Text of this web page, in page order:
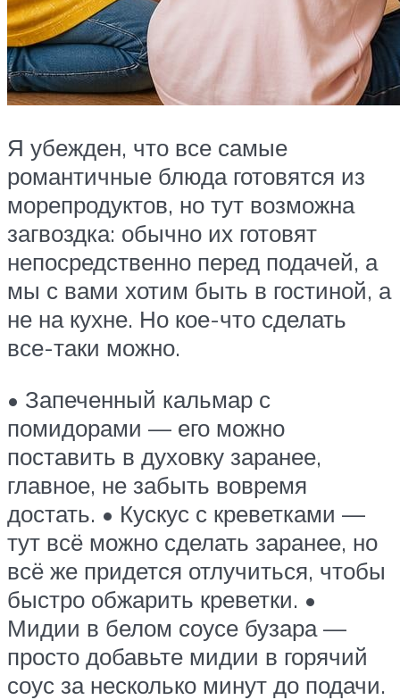
Я убежден, что все самые
романтичные блюда готовятся из
морепродуктов, но тут возможна
загвоздка: обычно их готовят
непосредственно перед подачей, а
мы с вами хотим быть в гостиной, а
не на кухне. Но кое-что сделать
все-таки можно.
• Запеченный кальмар с
помидорами — его можно
поставить в духовку заранее,
главное, не забыть вовремя
достать. • Кускус с креветками —
тут всё можно сделать заранее, но
всё же придется отлучиться, чтобы
быстро обжарить креветки. •
Мидии в белом соусе бузара —
просто добавьте мидии в горячий
соус за несколько минут до подачи.